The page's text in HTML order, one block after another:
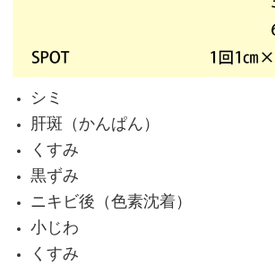
シミ
肝斑（かんぱん）
くすみ
黒ずみ
ニキビ後（色素沈着）
小じわ
くすみ